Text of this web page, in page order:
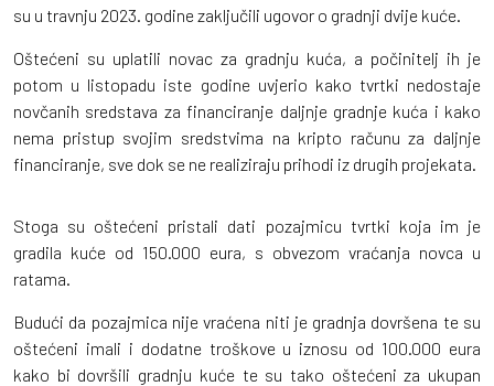
su u travnju 2023. godine zaključili ugovor o gradnji dvije kuće.
Oštećeni su uplatili novac za gradnju kuća, a počinitelj ih je
potom u listopadu iste godine uvjerio kako tvrtki nedostaje
novčanih sredstava za financiranje daljnje gradnje kuća i kako
nema pristup svojim sredstvima na kripto računu za daljnje
financiranje, sve dok se ne realiziraju prihodi iz drugih projekata.
Stoga su oštećeni pristali dati pozajmicu tvrtki koja im je
gradila kuće od 150.000 eura, s obvezom vraćanja novca u
ratama.
Budući da pozajmica nije vraćena niti je gradnja dovršena te su
oštećeni imali i dodatne troškove u iznosu od 100.000 eura
kako bi dovršili gradnju kuće te su tako oštećeni za ukupan